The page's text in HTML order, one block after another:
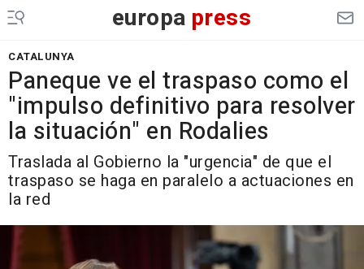
europa press
CATALUNYA
Paneque ve el traspaso como el
"impulso definitivo para resolver
la situación" en Rodalies
Traslada al Gobierno la "urgencia" de que el
traspaso se haga en paralelo a actuaciones en
la red